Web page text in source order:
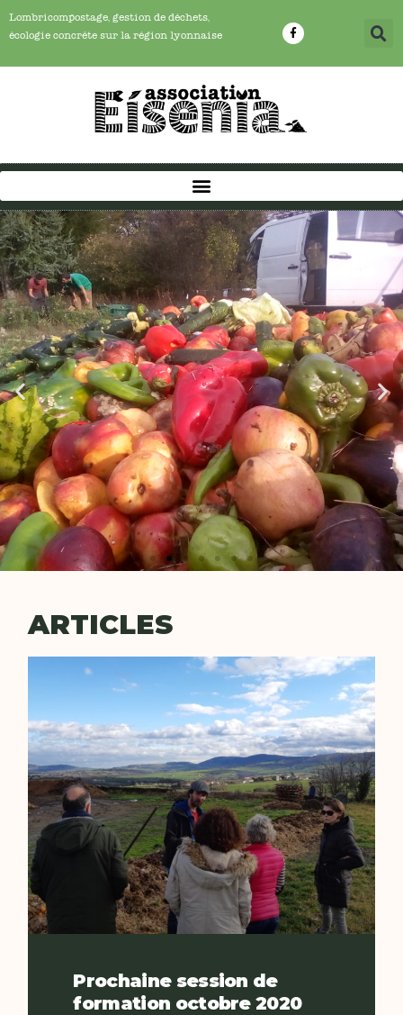
Lombricompostage, gestion de déchets,
écologie concrête sur la région lyonnaise
ARTICLES
Prochaine session de
formation octobre 2020